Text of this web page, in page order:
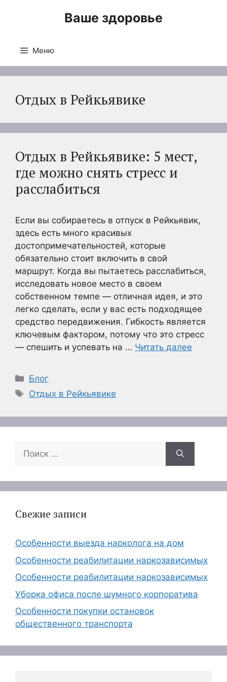
Ваше здоровье
Меню
Отдых в Рейкьявике
Отдых в Рейкьявике: 5 мест,
где можно снять стресс и
расслабиться
Если вы собираетесь в отпуск в Рейкьявик,
здесь есть много красивых
достопримечательностей, которые
обязательно стоит включить в свой
маршрут. Когда вы пытаетесь расслабиться,
исследовать новое место в своем
собственном темпе — отличная идея, и это
легко сделать, если у вас есть подходящее
средство передвижения. Гибкость является
ключевым фактором, потому что это стресс
— спешить и успевать на … Читать далее
Рубрики
Блог
Метки
Отдых в Рейкьявике
Поиск:
Свежие записи
Особенности выезда нарколога на дом
Особенности реабилитации наркозависимых
Особенности реабилитации наркозависимых
Уборка офиса после шумного корпоратива
Особенности покупки остановок
общественного транспорта